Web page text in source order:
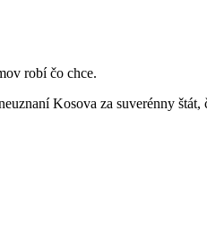
robí čo chce.
Kosova za suverénny